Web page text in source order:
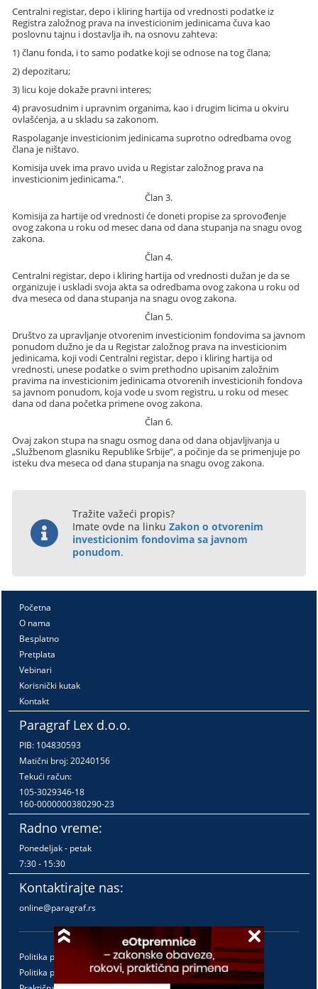
Centralni registar, depo i kliring hartija od vrednosti podatke iz
Registra založnog prava na investicionim jedinicama čuva kao
poslovnu tajnu i dostavlja ih, na osnovu zahteva:
1) članu fonda, i to samo podatke koji se odnose na tog člana;
2) depozitaru;
3) licu koje dokaže pravni interes;
4) pravosudnim i upravnim organima, kao i drugim licima u okviru
ovlašćenja, a u skladu sa zakonom.
Raspolaganje investicionim jedinicama suprotno odredbama ovog
člana je ništavo.
Komisija uvek ima pravo uvida u Registar založnog prava na
investicionim jedinicama.”.
Član 3.
Komisija za hartije od vrednosti će doneti propise za sprovođenje
ovog zakona u roku od mesec dana od dana stupanja na snagu ovog
zakona.
Član 4.
Centralni registar, depo i kliring hartija od vrednosti dužan je da se
organizuje i uskladi svoja akta sa odredbama ovog zakona u roku od
dva meseca od dana stupanja na snagu ovog zakona.
Član 5.
Društvo za upravljanje otvorenim investicionim fondovima sa javnom
ponudom dužno je da u Registar založnog prava na investicionim
jedinicama, koji vodi Centralni registar, depo i kliring hartija od
vrednosti, unese podatke o svim prethodno upisanim založnim
pravima na investicionim jedinicama otvorenih investicionih fondova
sa javnom ponudom, koja vode u svom registru, u roku od mesec
dana od dana početka primene ovog zakona.
Član 6.
Ovaj zakon stupa na snagu osmog dana od dana objavljivanja u
„Službenom glasniku Republike Srbije”, a počinje da se primenjuje po
isteku dva meseca od dana stupanja na snagu ovog zakona.
Tražite važeći propis?
Imate ovde na linkuZakon o otvorenim
investicionim fondovima sa javnom
ponudom.
Početna
O nama
Besplatno
Pretplata
Vebinari
Korisnički kutak
Kontakt
Paragraf Lex d.o.o.
PIB: 104830593
Matični broj: 20240156
Tekući račun:
105-3029346-18
160-0000000380290-23
Radno vreme:
Ponedeljak - petak
7:30 - 15:30
Kontaktirajte nas:
online@paragraf.rs
Politika privatnosti
Politika pružanja usluga